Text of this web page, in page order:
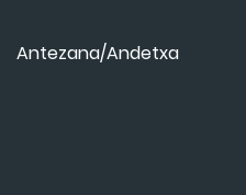
Antezana/Andetxa